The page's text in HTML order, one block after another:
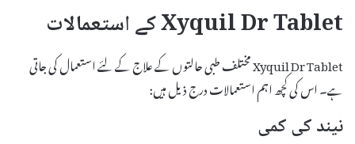
Xyquil Dr Tablet کے استعمالات
Xyquil Dr Tablet مختلف طبی حالتوں کے علاج کے لئے استعمال کی جاتی
ہے۔ اس کی کچھ اہم استعمالات درج ذیل ہیں:
نیند کی کمی